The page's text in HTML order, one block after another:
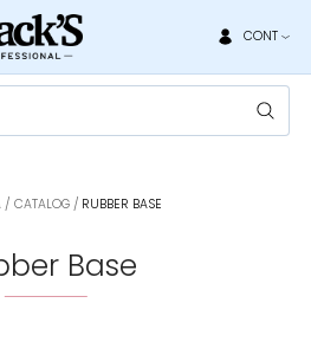
CONT
CATALOG RUBBER BASE
Base